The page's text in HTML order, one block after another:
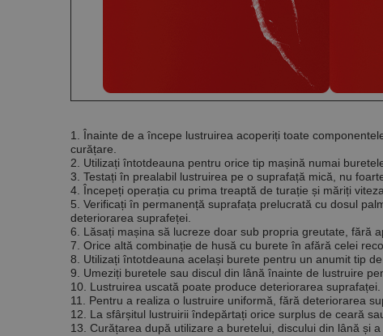
1. Înainte de a începe lustruirea acoperiți toate
curățare.
2. Utilizați întotdeauna pentru orice tip mașină numai
3. Testați în prealabil lustruirea pe o suprafață mică, nu
4. Începeți operația cu prima treaptă de turație și măriți
5. Verificați în permanență suprafața prelucrată cu dosul
deteriorarea suprafeței.
6. Lăsați mașina să lucreze doar sub propria greutate, fără
7. Orice altă combinație de husă cu burete în afără celei
8. Utilizați întotdeauna același burete pentru un anumit tip
9. Umeziți buretele sau discul din lână înainte de lustruire
10. Lustruirea uscată poate produce deteriorarea
11. Pentru a realiza o lustruire uniformă, fără deteriorarea
12. La sfârșitul lustruirii îndepărtați orice surplus de ceară
13. Curățarea după utilizare a buretelui, discului din lână și
Nume
_ga
Nume
uuid
PrestaShop-
sib_cuid